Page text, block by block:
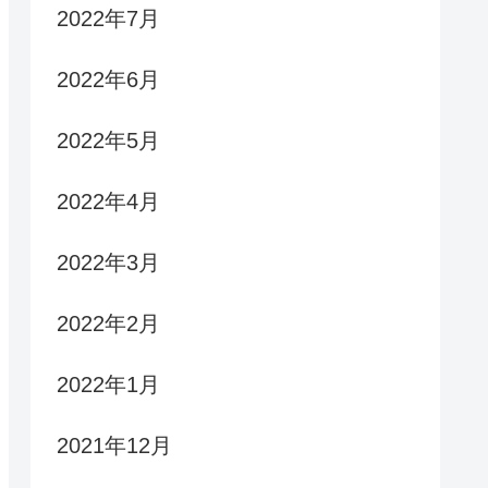
2022年7月
2022年6月
2022年5月
2022年4月
2022年3月
2022年2月
2022年1月
2021年12月